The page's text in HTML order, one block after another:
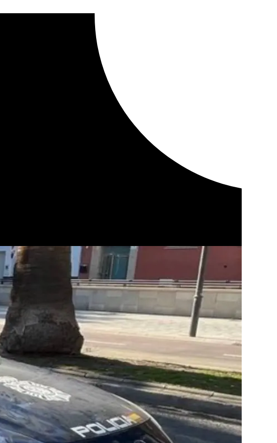
mientras sus moradores